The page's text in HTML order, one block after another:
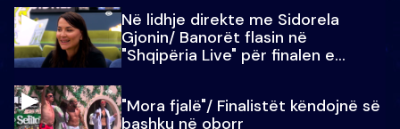
Në lidhje direkte me Sidorela
Gjonin/ Banorët flasin në
"Shqipëria Live" për finalen e
"Mora fjalë"/ Finalistët këndojnë së
bashku në oborr